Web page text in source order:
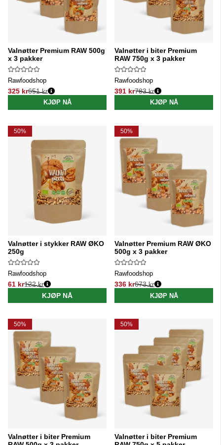
Valnøtter Premium RAW 500g
x 3 pakker
Rawfoodshop
325 kr
Vanlig pris:
651 kr
KJØP NÅ
Valnøtter i biter Premium
RAW 750g x 3 pakker
Rawfoodshop
391 kr
Vanlig pris:
783 kr
KJØP NÅ
50%
Valnøtter i stykker RAW ØKO
250g
Rawfoodshop
61 kr
Vanlig pris:
122 kr
KJØP NÅ
50%
Valnøtter Premium RAW ØKO
500g x 3 pakker
Rawfoodshop
336 kr
Vanlig pris:
673 kr
KJØP NÅ
50%
Valnøtter i biter Premium
50%
Valnøtter i biter Premium